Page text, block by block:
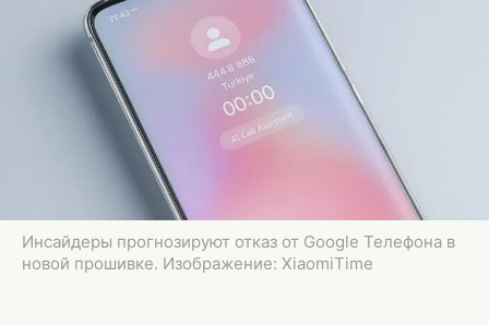
Инсайдеры прогнозируют отказ от Google Телефона в
новой прошивке. Изображение: XiaomiTime